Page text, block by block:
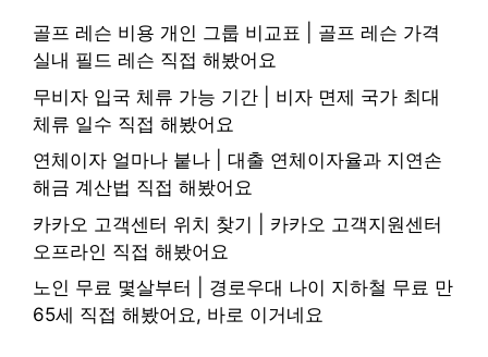
골프 레슨 비용 개인 그룹 비교표 | 골프 레슨 가격
실내 필드 레슨 직접 해봤어요
무비자 입국 체류 가능 기간 | 비자 면제 국가 최대
체류 일수 직접 해봤어요
연체이자 얼마나 붙나 | 대출 연체이자율과 지연손
해금 계산법 직접 해봤어요
카카오 고객센터 위치 찾기 | 카카오 고객지원센터
오프라인 직접 해봤어요
노인 무료 몇살부터 | 경로우대 나이 지하철 무료 만
65세 직접 해봤어요, 바로 이거네요